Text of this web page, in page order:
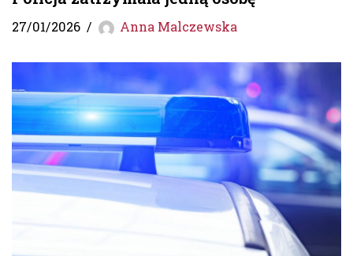
27/01/2026 Anna Malczewska